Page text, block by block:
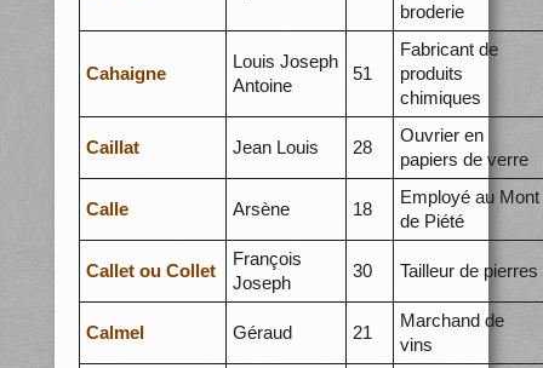
broderie
Cahaigne
Louis Joseph
Antoine
51
Fabricant de
produits
chimiques
Caillat Jean Louis 28
Ouvrier en
papiers de verre
Calle Arsène 18
Employé au Mont
de Piété
Callet ou Collet
François
Joseph
30 Tailleur de pierres
Calmel Géraud 21
Marchand de
vins